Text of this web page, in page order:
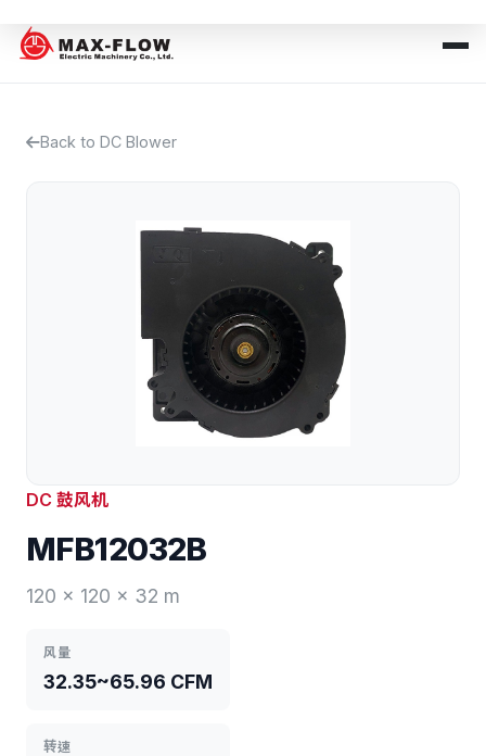
Back to DC Blower
DC 鼓风机
MFB12032B
120 x 120 x 32 m
风量
32.35~65.96 CFM
转速